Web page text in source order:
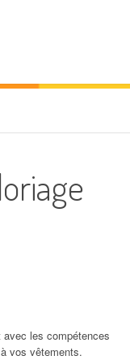
avec les compétences
vos vêtements.